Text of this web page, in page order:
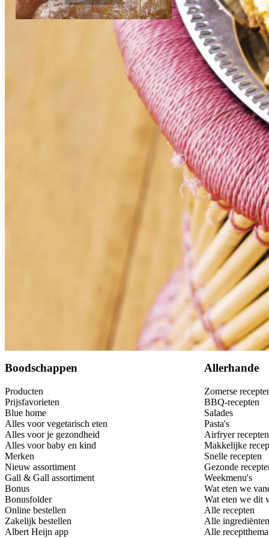
1middelgroot scharrelei
Boodschappen
Producten
Prijsfavorieten
Blue home
Alles voor vegetarisch eten
Alles voor je gezondheid
Alles voor baby en kind
Merken
Nieuw assortiment
Gall & Gall assortiment
Bonus
Bonusfolder
Online bestellen
Zakelijk bestellen
Albert Heijn app
Allerhande
Zomerse
BBQ-recepten
Salades
Pasta's
Airfryer recepten
Makkelijke
Snelle recepten
Gezonde
Weekmenu's
Wat eten we
Wat eten we dit
Alle recepten
Alle ingrediënten
Alle